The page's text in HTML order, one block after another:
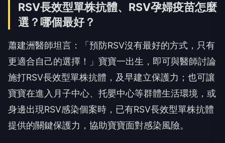
RSV長效型單株抗體、RSV孕婦疫苗怎麼
選？哪個最好？
蕭建洲醫師坦言：「預防RSV沒有最好的方式，只有
更適合自己的選擇！」寶寶一出生，即可與醫師討論
施打RSV長效型單株抗體，及早建立保護力；也可讓
寶寶在進入月子中心、托嬰中心等群體生活環境，或
身邊出現RSV感染個案時，已有RSV長效型單株抗體
提供的關鍵保護力，協助寶寶面對感染風險。